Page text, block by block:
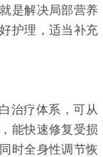
是解决局部营养
护理，适当补充
治疗体系，可从
能快速修复受损
时全身性调节恢